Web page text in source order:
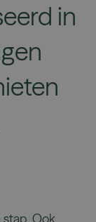
in